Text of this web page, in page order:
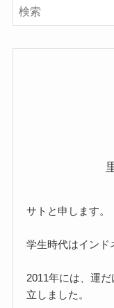
サトと申します。
学生時代はインド
2011年には、運
立しました。